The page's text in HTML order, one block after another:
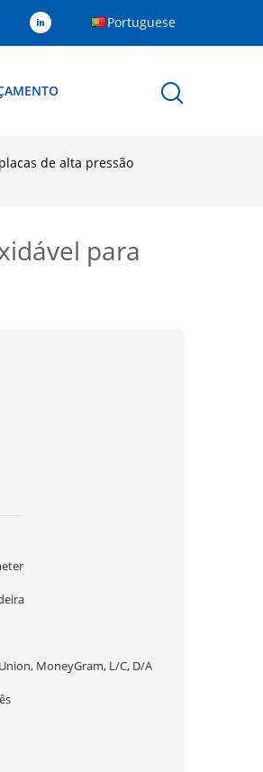
Portuguese
de alta pressão
para
MoneyGram, L/C, D/A